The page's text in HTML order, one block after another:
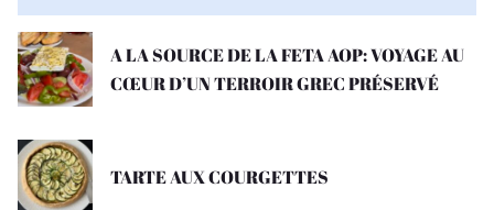
A LA SOURCE DE LA FETA AOP: VOYAGE AU
CŒUR D’UN TERROIR GREC PRÉSERVÉ
TARTE AUX COURGETTES